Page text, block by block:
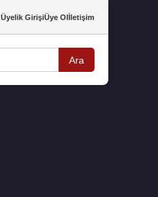
Üyelik GirişiÜye Olİletişim
Ara